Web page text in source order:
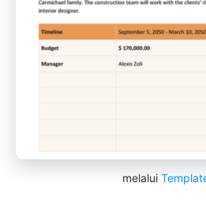
melalui